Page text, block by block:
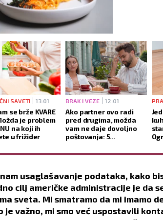
SAVETI 13:01
se brže KVARE
je problem
na koji ih
u frižider
BRAK I VEZE 12:01
Ako partner ovo radi
pred drugima, možda
vam ne daje dovoljno
poštovanja: 5
znakova
usaglašavanje podataka, kako
cilj američke administracije je da
sveta. Mi smatramo da mi imamo
je važno, mi smo već uspostavili